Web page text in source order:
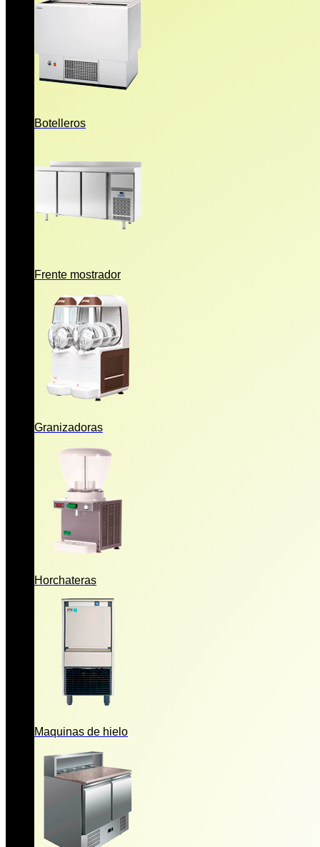
Botelleros
Frente mostrador
Granizadoras
Horchateras
Maquinas de hielo